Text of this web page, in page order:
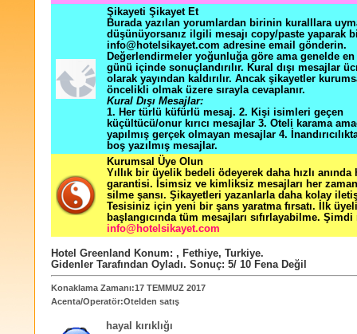
Şikayeti Şikayet Et
Burada yazılan yorumlardan birinin kuralllara
düşünüyorsanız ilgili mesajı copy/paste yaparak
info@hotelsikayet.com adresine email gönderin.
Değerlendirmeler yoğunluğa göre ama genelde
günü içinde sonuçlandırılır. Kural dışı mesajlar
olarak yayından kaldırılır. Ancak şikayetler
öncelikli olmak üzere sırayla cevaplanır.
Kural Dışı Mesajlar:
1. Her türlü küfürlü mesaj. 2. Kişi isimleri geçen
küçültücü/onur kırıcı mesajlar 3. Oteli karama
yapılmış gerçek olmayan mesajlar 4.
boş yazılmış mesajlar.
Kurumsal Üye Olun
Yıllık bir üyelik bedeli ödeyerek daha hızlı
garantisi. İsimsiz ve kimliksiz mesajları her zaman
silme şansı. Şikayetleri yazanlarla daha kolay
Tesisiniz için yeni bir şans yaratma fırsatı. İlk
başlangıcında tüm mesajları sıfırlayabilme. Şimdi
info@hotelsikayet.com
Hotel Greenland Konum: , Fethiye, Turkiye.
Gidenler Tarafından Oyladı. Sonuç: 5/ 10 Fena Değil
Konaklama Zamanı:17 TEMMUZ 2017
Acenta/Operatör:Otelden satış
hayal kırıklığı